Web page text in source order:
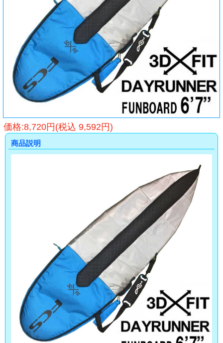
価格:8,720円(税込 9,592円)
商品説明